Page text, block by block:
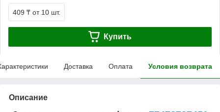
409 ₸ от 10 шт.
Купить
Доставка Оплата Условия возврата
Описание